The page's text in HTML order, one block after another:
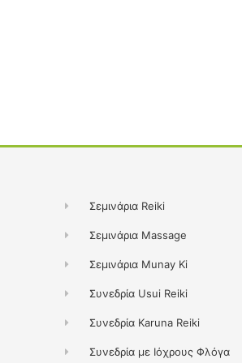
Σεμινάρια Reiki
Σεμινάρια Massage
Σεμινάρια Munay Ki
Συνεδρία Usui Reiki
Συνεδρία Karuna Reiki
Συνεδρία με Ιόχρους Φλόγα